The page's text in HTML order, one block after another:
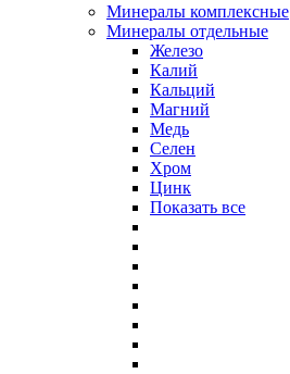
Минералы комплексные
Минералы отдельные
Железо
Калий
Кальций
Магний
Медь
Селен
Хром
Цинк
Показать все